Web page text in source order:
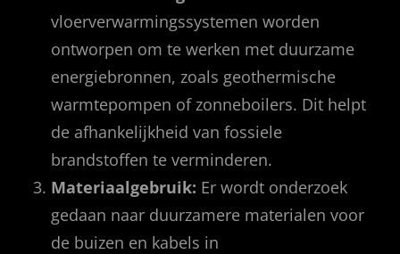
vloerverwarmingssystemen worden
ontworpen om te werken met duurzame
energiebronnen, zoals geothermische
warmtepompen of zonneboilers. Dit helpt
de afhankelijkheid van fossiele
brandstoffen te verminderen.
Materiaalgebruik: Er wordt onderzoek
gedaan naar duurzamere materialen voor
de buizen en kabels in